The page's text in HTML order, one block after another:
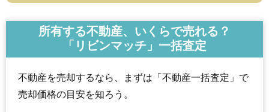
所有する不動産、いくらで売れる？
「リビンマッチ」一括査定
不動産を売却するなら、まずは「不動産一括査定」で
売却価格の目安を知ろう。